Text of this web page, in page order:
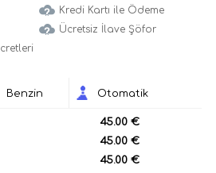
Kredi Kartı ile Ödeme
Ücretsiz İlave Şöfor
Benzin Otomatik
45.00 €
45.00 €
45.00 €